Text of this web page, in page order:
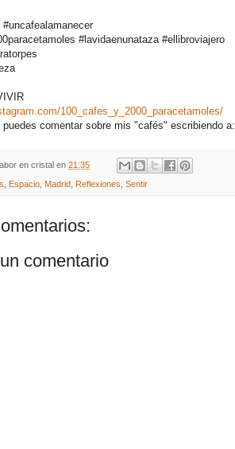
#lavidaenunataza #ellibroviajero
100_cafes_y_2000_paracetamoles/
comentar sobre mis "cafés" escribiendo a:
en cristal en 21:35
Espacio Madrid Reflexiones Sentir
comentario